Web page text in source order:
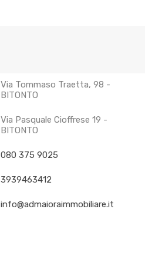
Via Tommaso Traetta, 98 -
BITONTO
Via Pasquale Cioffrese 19 -
BITONTO
080 375 9025
3939463412
info@admaioraimmobiliare.it